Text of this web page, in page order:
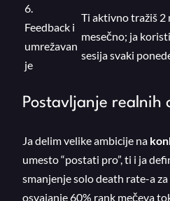
6.
Feedback i
umrežavan
je
Ti aktivno tražiš 2
mesečno; ja
sesija svaki
Postavljanje realnih
Ja delim velike ambicije na
umesto “postati pro”, ti i ja
smanjenje solo death rate-a
osvajanje 60% rank mečeva